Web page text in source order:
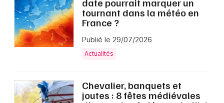
date pourrait marquer un
tournant dans la météo en
France ?
Publié le 29/07/2026
Actualités
Chevalier, banquets et
joutes : 8 fêtes médiévales